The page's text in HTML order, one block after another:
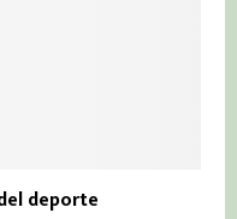
deporte